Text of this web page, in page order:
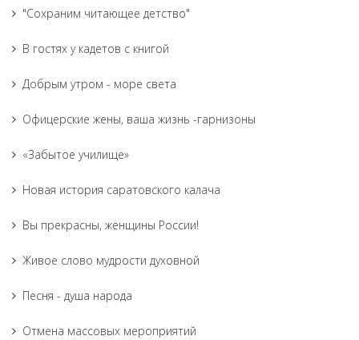
"Сохраним читающее детство"
В гостях у кадетов с книгой
Добрым утром - море света
Офицерские жены, ваша жизнь -гарнизоны
«Забытое училище»
Новая история саратовского калача
Вы прекрасны, женщины России!
Живое слово мудрости духовной
Песня - душа народа
Отмена массовых мероприятий